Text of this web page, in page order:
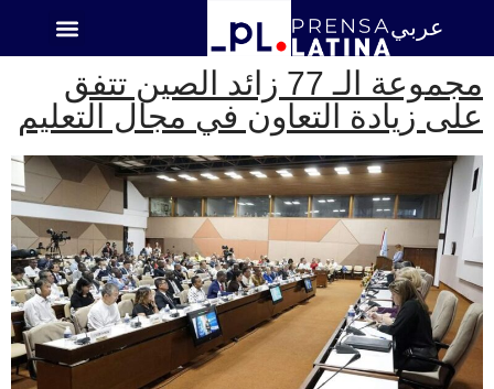
عربي
مجموعة الـ 77 زائد الصين تتفق
على زيادة التعاون في مجال التعليم